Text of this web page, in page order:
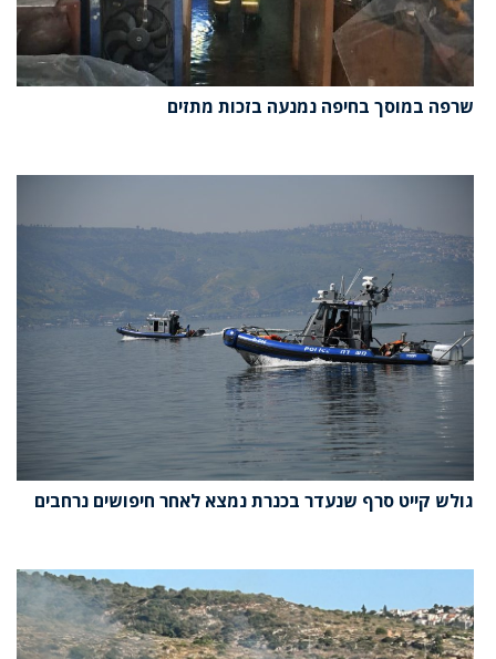
שרפה במוסך בחיפה נמנעה בזכות מתזים
גולש קייט סרף שנעדר בכנרת נמצא לאחר חיפושים נרחבים